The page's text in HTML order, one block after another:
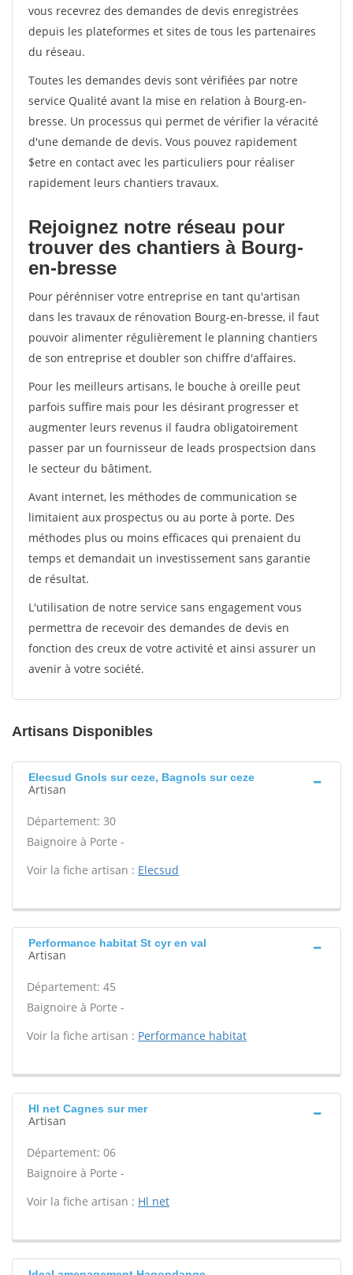
vous recevrez des demandes de devis enregistrées
depuis les plateformes et sites de tous les partenaires
du réseau.
Toutes les demandes devis sont vérifiées par notre
service Qualité avant la mise en relation à Bourg-en-
bresse. Un processus qui permet de vérifier la véracité
d'une demande de devis. Vous pouvez rapidement
$etre en contact avec les particuliers pour réaliser
rapidement leurs chantiers travaux.
Rejoignez notre réseau pour
trouver des chantiers à Bourg-
en-bresse
Pour pérénniser votre entreprise en tant qu'artisan
dans les travaux de rénovation Bourg-en-bresse, il faut
pouvoir alimenter régulièrement le planning chantiers
de son entreprise et doubler son chiffre d'affaires.
Pour les meilleurs artisans, le bouche à oreille peut
parfois suffire mais pour les désirant progresser et
augmenter leurs revenus il faudra obligatoirement
passer par un fournisseur de leads prospectsion dans
le secteur du bâtiment.
Avant internet, les méthodes de communication se
limitaient aux prospectus ou au porte à porte. Des
méthodes plus ou moins efficaces qui prenaient du
temps et demandait un investissement sans garantie
de résultat.
L'utilisation de notre service sans engagement vous
permettra de recevoir des demandes de devis en
fonction des creux de votre activité et ainsi assurer un
avenir à votre société.
Artisans Disponibles
Elecsud Gnols sur ceze, Bagnols sur ceze
Artisan
Département: 30
Baignoire à Porte -
Voir la fiche artisan : Elecsud
Performance habitat St cyr en val
Artisan
Département: 45
Baignoire à Porte -
Voir la fiche artisan : Performance habitat
Hl net Cagnes sur mer
Artisan
Département: 06
Baignoire à Porte -
Voir la fiche artisan : Hl net